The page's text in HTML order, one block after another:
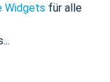
Widgets für alle